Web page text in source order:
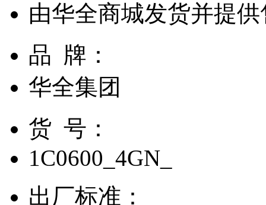
由华全商城发货并提
品 牌：
华全集团
货 号：
1C0600_4GN_
出厂标准：